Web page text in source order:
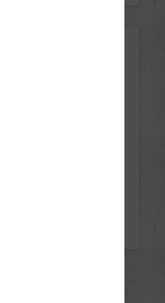
und